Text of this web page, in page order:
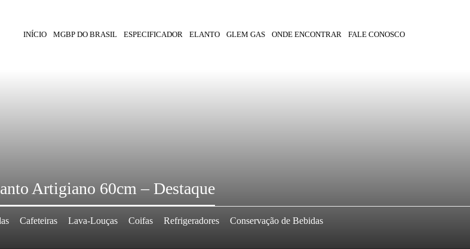
INÍCIO MGBP DO BRASIL ESPECIFICADOR ELANTO GLEM GAS ONDE ENCONTRAR FALE CONOSCO
Artigiano 60cm – Destaque
Cafeteiras Lava-Louças Coifas Refrigeradores Conservação de Bebidas